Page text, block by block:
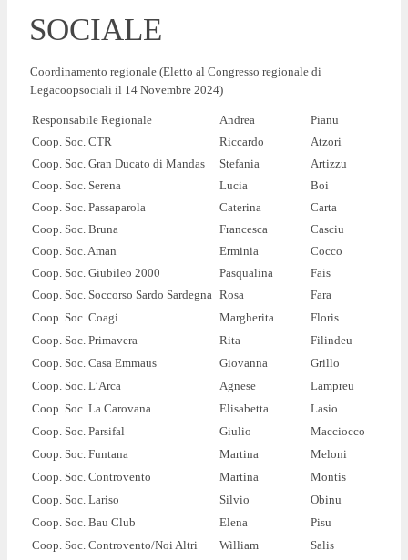
SOCIALE
Coordinamento regionale (Eletto al Congresso regionale di
Legacoopsociali il 14 Novembre 2024)
Responsabile Regionale Andrea
Pianu
Coop. Soc. CTR
Riccardo
Atzori
Coop. Soc. Gran Ducato di Mandas
Stefania
Artizzu
Coop. Soc. Serena
Lucia
Boi
Coop. Soc. Passaparola
Caterina
Carta
Coop. Soc. Bruna
Francesca
Casciu
Coop. Soc. Aman
Erminia
Cocco
Coop. Soc. Giubileo 2000
Pasqualina
Fais
Coop. Soc. Soccorso Sardo Sardegna Rosa
Fara
Coop. Soc. Coagi
Margherita
Floris
Coop. Soc. Primavera
Rita
Filindeu
Coop. Soc. Casa Emmaus
Giovanna
Grillo
Coop. Soc. L’Arca
Agnese
Lampreu
Coop. Soc. La Carovana
Elisabetta
Lasio
Coop. Soc. Parsifal
Giulio
Macciocco
Coop. Soc. Funtana
Martina
Meloni
Coop. Soc. Controvento
Martina
Montis
Coop. Soc. Lariso
Silvio
Obinu
Coop. Soc. Bau Club
Elena
Pisu
Coop. Soc. Controvento/Noi Altri
William
Salis